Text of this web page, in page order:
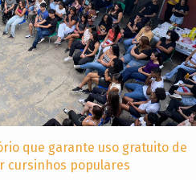
que garante uso gratuito de
cursinhos populares